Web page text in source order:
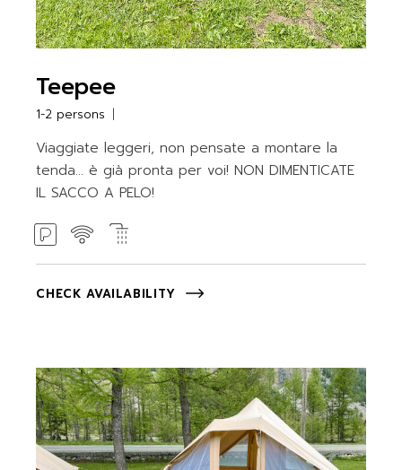
Teepee
1-2 persons
Viaggiate leggeri, non pensate a montare la
tenda... è già pronta per voi! NON DIMENTICATE
IL SACCO A PELO!
CHECK AVAILABILITY